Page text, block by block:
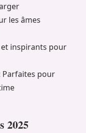
les âmes
et inspirants pour
Parfaites pour
2025